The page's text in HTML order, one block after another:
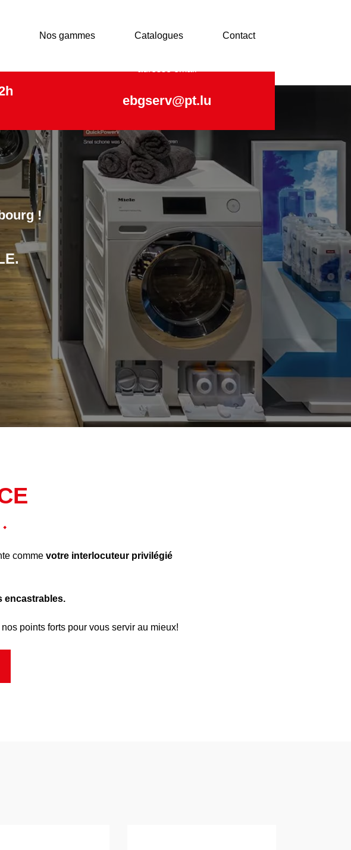
Nos gammes Catalogues Contact
ebgserv@pt.lu
aux
à café, fer à
comme votre interlocuteur privilégié
encastrables.
points forts pour vous servir au mieux!